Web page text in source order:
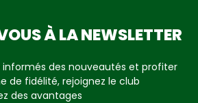
À LA NEWSLETTER
informés des nouveautés et profiter
de fidélité, rejoignez le club
des avantages